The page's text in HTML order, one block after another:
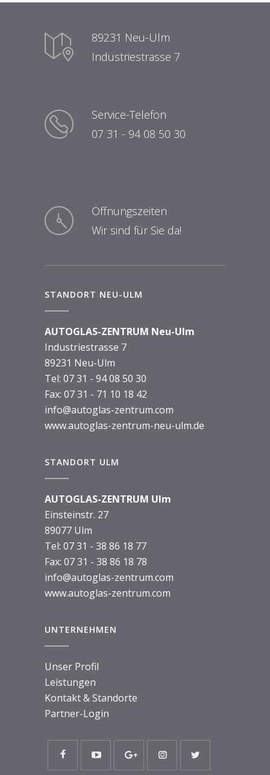
89231 Neu-Ulm
Industriestrasse 7
Service-Telefon
07 31 - 94 08 50 30
Öffnungszeiten
Wir sind für Sie da!
STANDORT NEU-ULM
AUTOGLAS-ZENTRUM Neu-Ulm
Industriestrasse 7
89231 Neu-Ulm
Tel: 07 31 - 94 08 50 30
Fax: 07 31 - 71 10 18 42
info@autoglas-zentrum.com
www.autoglas-zentrum-neu-ulm.de
STANDORT ULM
AUTOGLAS-ZENTRUM Ulm
Einsteinstr. 27
89077 Ulm
Tel: 07 31 - 38 86 18 77
Fax: 07 31 - 38 86 18 78
info@autoglas-zentrum.com
www.autoglas-zentrum.com
UNTERNEHMEN
Unser Profil
Leistungen
Kontakt & Standorte
Partner-Login